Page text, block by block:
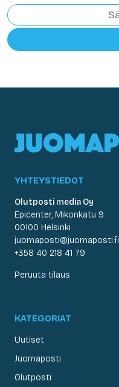
YHTEYSTIEDOT
Olutposti media Oy
Epicenter, Mikonkatu 9
00100 Helsinki
juomaposti@juomaposti.fi
+358 40 218 41 79
Peruuta tilaus
KATEGORIAT
Uutiset
Juomaposti
Olutposti